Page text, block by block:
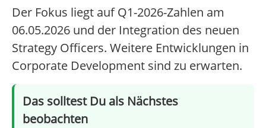
Der Fokus liegt auf Q1-2026-Zahlen am
06.05.2026 und der Integration des neuen
Strategy Officers. Weitere Entwicklungen in
Corporate Development sind zu erwarten.
Das solltest Du als Nächstes
beobachten